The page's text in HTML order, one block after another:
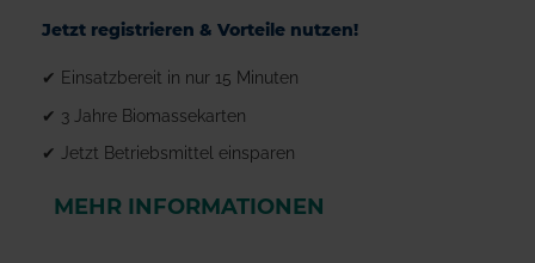
Jetzt registrieren & Vorteile nutzen!
✔ Einsatzbereit in nur 15 Minuten
✔ 3 Jahre Biomassekarten
✔ Jetzt Betriebsmittel einsparen
MEHR INFORMATIONEN